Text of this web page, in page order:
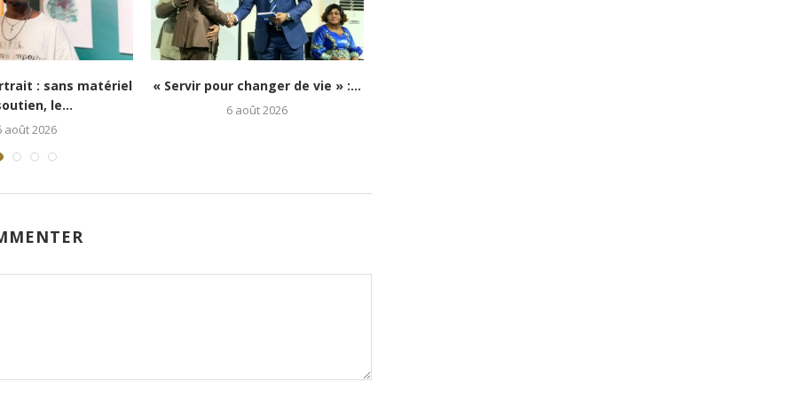
: Kongo 26Street
espoir aux enfants...
5 août 2026
Festival Congo Mboka Vibe : la
jeunesse kinoise...